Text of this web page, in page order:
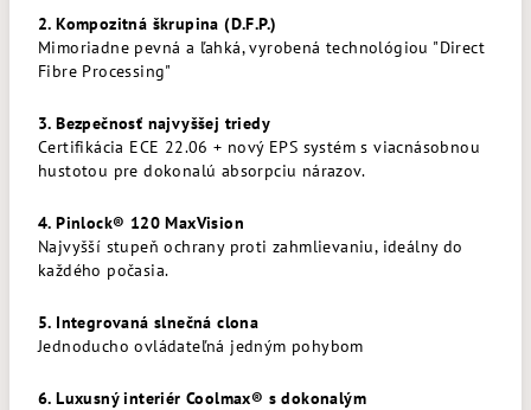
2. Kompozitná škrupina (D.F.P.)
Mimoriadne pevná a ľahká, vyrobená technológiou "Direct
Fibre Processing"
3. Bezpečnosť najvyššej triedy
Certifikácia ECE 22.06 + nový EPS systém s viacnásobnou
hustotou pre dokonalú absorpciu nárazov.
4. Pinlock® 120 MaxVision
Najvyšší stupeň ochrany proti zahmlievaniu, ideálny do
každého počasia.
5. Integrovaná slnečná clona
Jednoducho ovládateľná jedným pohybom
6. Luxusný interiér Coolmax® s dokonalým